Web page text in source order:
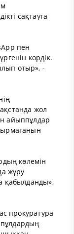
сақтауға
пен
көрдік.
отыр», -
жол
айыппұлдар
көлемін
жүру
қабылданды»,
прокуратура